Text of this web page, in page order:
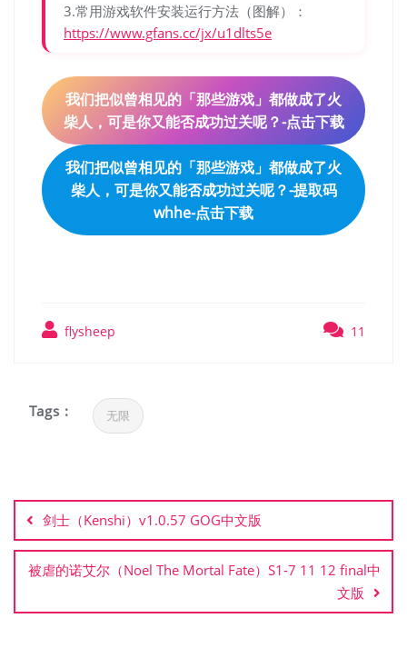
3.常用游戏软件安装运行方法（图解）：
https://www.gfans.cc/jx/u1dlts5e
我们把似曾相见的「那些游戏」都做成了火
柴人，可是你又能否成功过关呢？-点击下载
我们把似曾相见的「那些游戏」都做成了火
柴人，可是你又能否成功过关呢？-提取码
whhe-点击下载
flysheep 11
Tags : 无限
章
导
航
剑士（Kenshi）v1.0.57 GOG中文版
被虐的诺艾尔（Noel The Mortal Fate）S1-7 11 12 final中
文版